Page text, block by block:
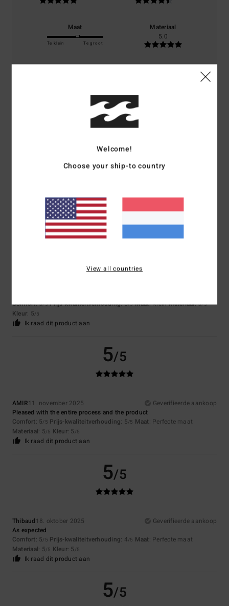
Maat
Te klein Te groot
Materiaal
5.0
5
: 5/5 Prijs-kwaliteitverhouding
5 /5
Comfort: 5/5 Prijs-kwaliteitverhouding: 5/5 Maat: KleinMateriaal: 5/5
Kleur: 5/5
Ik raad dit product aan
5/5
AMIR11. november 2025
Geverifieerde aankoop
Pleased with the entire process and the product
Comfort: 5/5 Prijs-kwaliteitverhouding: 5/5 Maat: Perfecte maat
Materiaal: 5/5 Kleur: 5 /5
Ik raad dit product aan
5/5
Thibaud 18. oktober 2025
Geverifieerde aankoop
As expected
Comfort: 5/5 Prijs-kwaliteitverhouding: 4/5 Maat: Perfecte maat
Materiaal: 5/5 Kleur: 5 /5
Ik raad dit product aan
5/5
Welcome!
Choose your ship-to country
View all countries